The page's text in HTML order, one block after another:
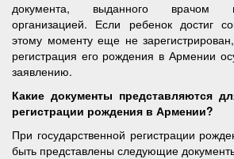
документа, выданного врачом
организацией. Если ребенок достиг
этому моменту еще не
регистрация его рождения в Армении
заявлению.
Какие документы представляются
регистрации рождения в Армении?
При государственной регистрации
быть представлены следующие